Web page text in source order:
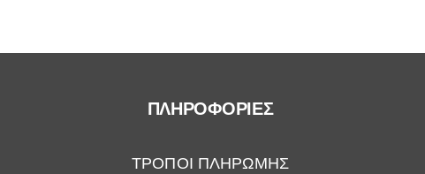
ΠΛΗΡΟΦΟΡΙΕΣ
ΤΡΟΠΟΙ ΠΛΗΡΩΜΗΣ